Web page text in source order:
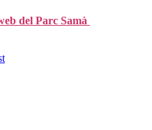
del Parc Samà